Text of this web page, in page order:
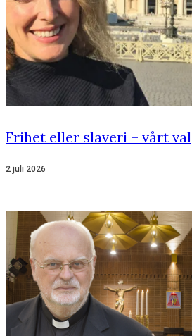
Frihet eller slaveri – vårt val
2 juli 2026